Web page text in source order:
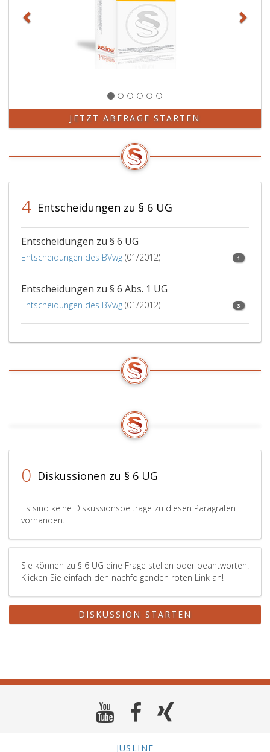
JETZT ABFRAGE STARTEN
4 Entscheidungen zu § 6 UG
Entscheidungen zu § 6 UG
Entscheidungen des BVwg (01/2012) 1
Entscheidungen zu § 6 Abs. 1 UG
Entscheidungen des BVwg (01/2012) 3
0 Diskussionen zu § 6 UG
Es sind keine Diskussionsbeiträge zu diesen Paragrafen
vorhanden.
Sie können zu § 6 UG eine Frage stellen oder beantworten.
Klicken Sie einfach den nachfolgenden roten Link an!
DISKUSSION STARTEN
JUSLINE